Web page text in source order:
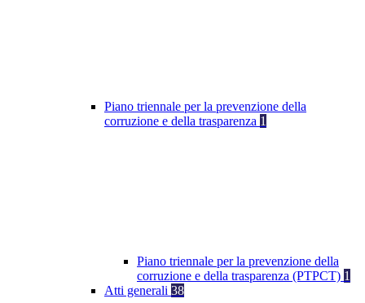
Piano triennale per la prevenzione della
corruzione e della trasparenza 1
Piano triennale per la prevenzione della
corruzione e della trasparenza (PTPCT) 1
Atti generali 38